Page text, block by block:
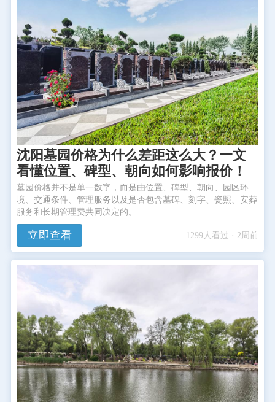
沈阳墓园价格为什么差距这么大？一文
看懂位置、碑型、朝向如何影响报价！
墓园价格并不是单一数字，而是由位置、碑型、朝向、园区环
境、交通条件、管理服务以及是否包含墓碑、刻字、瓷照、安葬
服务和长期管理费共同决定的。
立即查看 1299人看过 · 2周前